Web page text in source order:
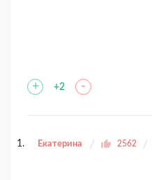
+ +2 -
Екатерина 2562